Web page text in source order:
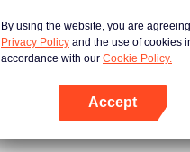
CHUANG ASIA S2
Momentos de amor
By using the website, you are
Privacy Policy and the use of cookies
accordance with our Cookie Policy.
Accept